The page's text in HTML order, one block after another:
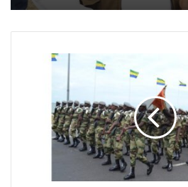
Gabon
programmation